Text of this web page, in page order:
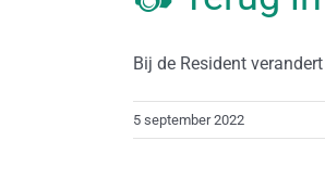
Bij de Resident
5 september 2022